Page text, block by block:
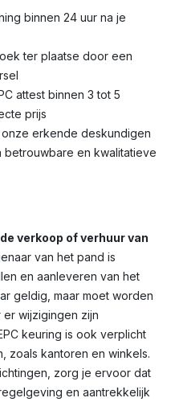
binnen 24 uur na je
ter plaatse door een
attest binnen 3 tot 5
prijs
erkende deskundigen
betrouwbare en kwalitatieve
verkoop of verhuur van
van het pand is
en aanleveren van het
geldig, maar moet worden
wijzigingen zijn
keuring is ook verplicht
zoals kantoren en winkels.
zorg je ervoor dat
en aantrekkelijk